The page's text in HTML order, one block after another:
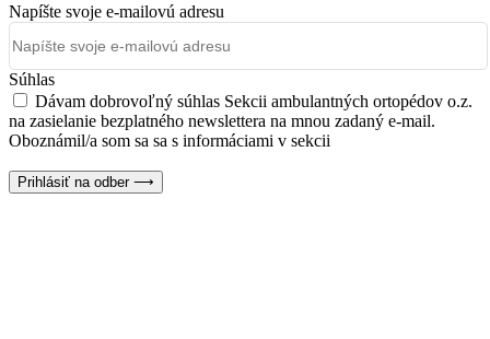
Napíšte svoje e-mailovú adresu
Súhlas
Dávam dobrovoľný súhlas Sekcii ambulantných ortopédov o.z.
na zasielanie bezplatného newslettera na mnou zadaný e-mail.
Oboznámil/a som sa sa s informáciami v sekcii
Prihlásiť na odber ⟶